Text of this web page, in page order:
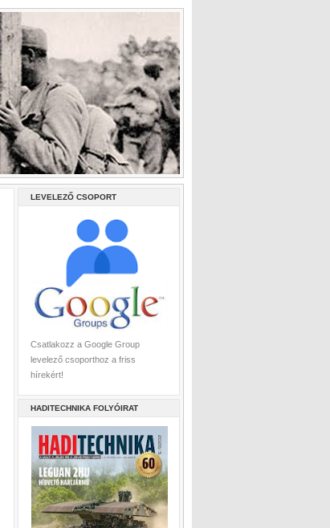
LEVELEZŐ CSOPORT
Csatlakozz a Google Group
levelező csoporthoz a friss
hírekért!
HADITECHNIKA FOLYÓIRAT